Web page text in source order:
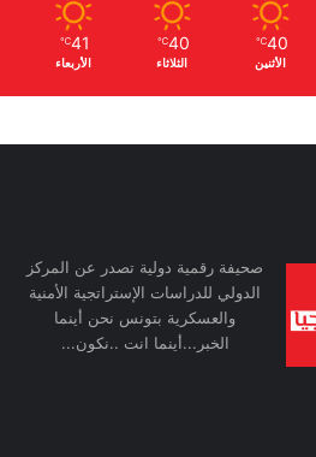
40
℃
الأثنين
40
℃
الثلاثاء
41
℃
الأربعاء
صحيفة رقمية دولية تصدر عن المركز
الدولي للدراسات الإستراتجية الأمنية
والعسكرية بتونس نحن أينما
الخبر...أينما انت ..نكون...